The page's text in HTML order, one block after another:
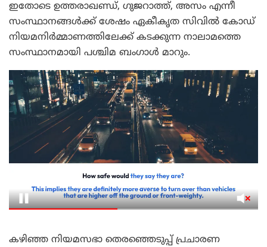
ഇതോടെ ഉത്തരാഖണ്ഡ്, ഗുജറാത്ത്, അസം എന്നീ
സംസ്ഥാനങ്ങൾക്ക് ശേഷം ഏകീകൃത സിവിൽ കോഡ്
നിയമനിർമ്മാണത്തിലേക്ക് കടക്കുന്ന നാലാമത്തെ
സംസ്ഥാനമായി പശ്ചിമ ബംഗാൾ മാറും.
കഴിഞ്ഞ നിയമസഭാ തെരഞ്ഞെടുപ്പ് പ്രചാരണ